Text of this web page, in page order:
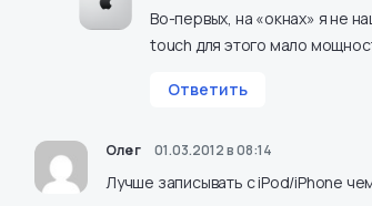
Во-первых, на «окнах» я не
touch для этого мало
Ответить
Олег 01.03.2012 в 08:14
Лучше записывать с iPod/iPhone